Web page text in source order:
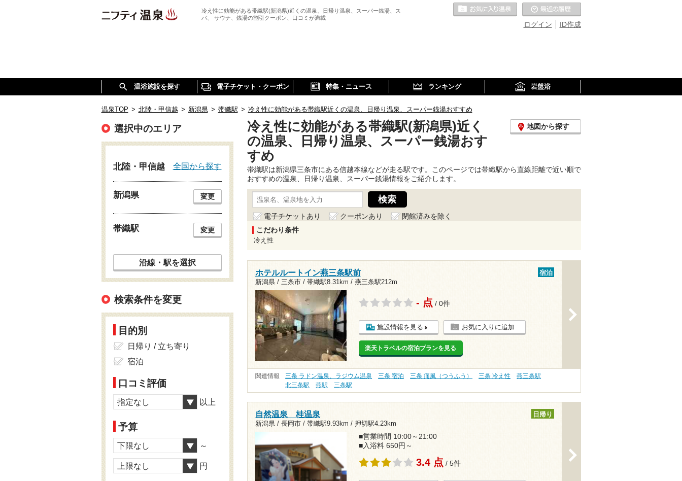
冷え性に効能がある帯織駅(新潟県)近くの温泉、日帰り温泉、スーパー銭湯、ス
パ、 サウナ、銭湯の割引クーポン、口コミが満載
ID作成
ログイン
お気に入りの温泉
温浴施設を探す 電子チケット・クーポン 特集・ニュース ランキング 岩盤浴
温泉TOP > 北陸・甲信越 > 新潟県 > 帯織駅 > 冷え性に効能がある帯織駅近くの温泉、日帰り温泉、スーパー銭湯おすすめ
冷え性に効能がある帯織駅(新潟県)近く
の温泉、日帰り温泉、スーパー銭湯おす
すめ
地図から探す
帯織駅は新潟県三条市にある信越本線などが走る駅です。このページでは帯織駅から直線距離で近い順で
おすすめの温泉、日帰り温泉、スーパー銭湯情報をご紹介します。
電子チケットあり クーポンあり
閉館済みを除く
こだわり条件
冷え性
ホテルルートイン燕三条駅前
新潟県 / 三条市 / 帯織駅8.31km / 燕三条駅212m
宿泊
- 点 / 0件
施設情報を見る お気に入りに追加
楽天トラベルの宿泊プランを見る
関連情報 三条 ラドン温泉、ラジウム温泉 三条 宿泊 三条 痛風（つうふう） 三条 冷え性
燕三条駅
北三条駅
燕駅 三条駅
自然温泉 桂温泉
新潟県 / 長岡市 / 帯織駅9.93km / 押切駅4.23km
日帰り
■営業時間 10:00～21:00
■入浴料 650円～
3.4 点 / 5件
選択中のエリア
北陸・甲信越 全国から探す
新潟県 変更
帯織駅 変更
沿線・駅を選択
検索条件を変更
目的別
日帰り / 立ち寄り
宿泊
口コミ評価
指定なし 以上
予算
下限なし ～
上限なし 円